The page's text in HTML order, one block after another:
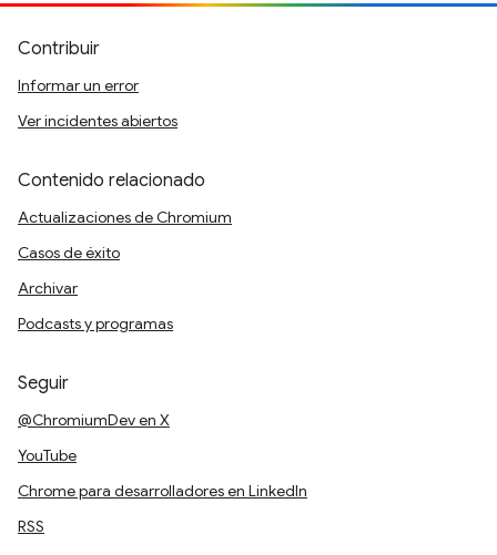
Contribuir
Informar un error
Ver incidentes abiertos
Contenido relacionado
Actualizaciones de Chromium
Casos de éxito
Archivar
Podcasts y programas
Seguir
@ChromiumDev en X
YouTube
Chrome para desarrolladores en LinkedIn
RSS